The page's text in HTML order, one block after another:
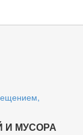
И МУСОРА